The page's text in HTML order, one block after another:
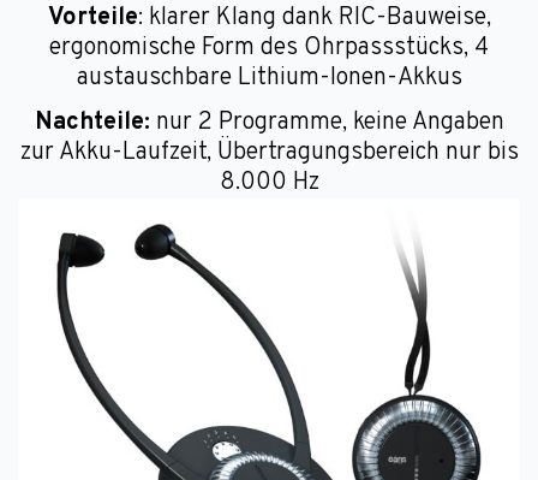
Vorteile: klarer Klang dank RIC-Bauweise,
ergonomische Form des Ohrpassstücks, 4
austauschbare Lithium-Ionen-Akkus
Nachteile: nur 2 Programme, keine Angaben
zur Akku-Laufzeit, Übertragungsbereich nur bis
8.000 Hz